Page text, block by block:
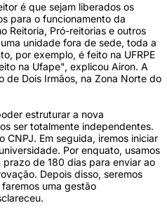
é que sejam liberados os
para o funcionamento da
Reitoria, Pró-reitorias e outros
unidade fora de sede, toda a
por exemplo, é feito na UFRPE
na Ufape", explicou Airon. A
de Dois Irmãos, na Zona Norte do
estruturar a nova
ser totalmente independentes.
CNPJ. Em seguida, iremos iniciar
Por enquato, usamos
prazo de 180 dias para enviar ao
Depois disso, seremos
uma gestão